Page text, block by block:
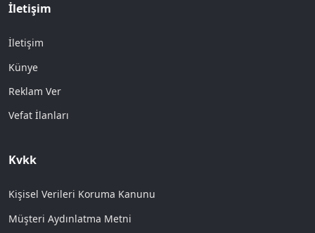
İletişim
İletişim
Künye
Reklam Ver
Vefat İlanları
Kvkk
Kişisel Verileri Koruma Kanunu
Müşteri Aydınlatma Metni